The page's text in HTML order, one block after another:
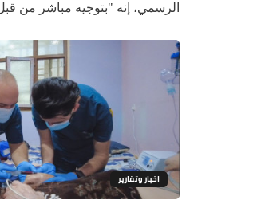
الرسمي، إنه "بتوجيه مباشر من
اخبار وتقارير